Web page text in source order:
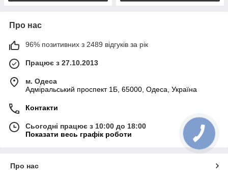
Про нас
96% позитивних з 2489 відгуків за рік
Працює з 27.10.2013
м. Одеса
Адміральський проспект 1Б, 65000, Одеса, Україна
Контакти
Сьогодні працює з 10:00 до 18:00
Показати весь графік роботи
Про нас